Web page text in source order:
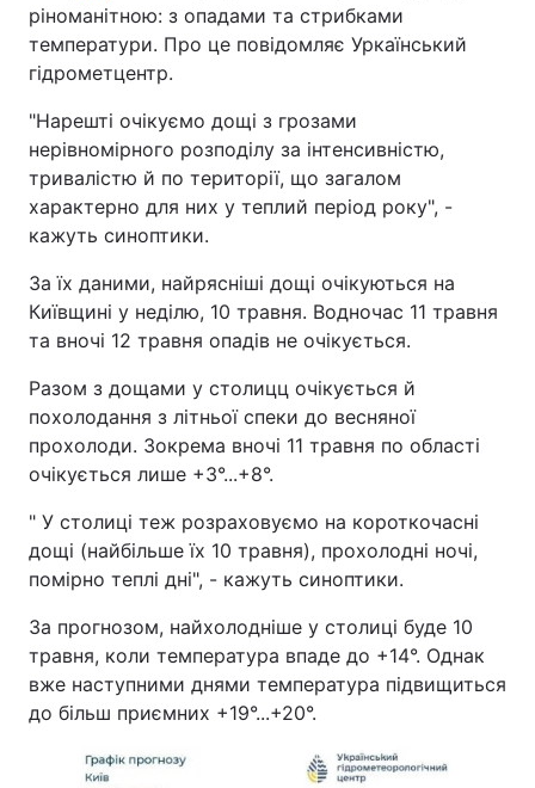
ріноманітною: з опадами та стрибками
температури. Про це повідомляє Уркаїнський
гідрометцентр.
"Нарешті очікуємо дощі з грозами
нерівномірного розподілу за інтенсивністю,
тривалістю й по території, що загалом
характерно для них у теплий період року", -
кажуть синоптики.
За їх даними, найрясніші дощі очікуються на
Київщині у неділю, 10 травня. Водночас 11 травня
та вночі 12 травня опадів не очікується.
Разом з дощами у столицц очікується й
похолодання з літньої спеки до весняної
прохолоди. Зокрема вночі 11 травня по області
очікується лише +3°...+8°.
" У столиці теж розраховуємо на короткочасні
дощі (найбільше їх 10 травня), прохолодні ночі,
помірно теплі дні", - кажуть синоптики.
За прогнозом, найхолодніше у столиці буде 10
травня, коли температура впаде до +14°. Однак
вже наступними днями температура підвищиться
до більш приємних +19°...+20°.